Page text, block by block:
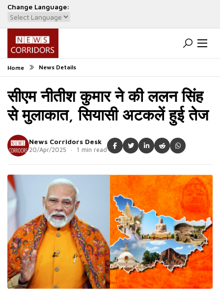
Change Language:
Powered by Translate
Home News Details
सीएम नीतीश कुमार ने की ललन सिंह
से मुलाकात, सियासी अटकलें हुई तेज
News Corridors Desk
20/Apr/2025 · 1 min read